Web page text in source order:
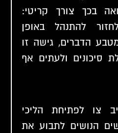
בכך צורך קריטי:
להתנהל באופן
הדברים, גישה זו
סיכונים ולעתים אף
צו לפתיחת הליכי
הנושים לתבוע את